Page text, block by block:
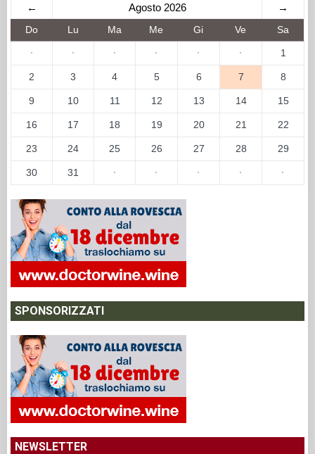
← Agosto 2026 →
Do Lu Ma Me Gi Ve Sa
· · · · · · 1
2 3 4 5 6 7 8
9 10 11 12 13 14 15
16 17 18 19 20 21 22
23 24 25 26 27 28 29
30 31 · · · · ·
SPONSORIZZATI
NEWSLETTER